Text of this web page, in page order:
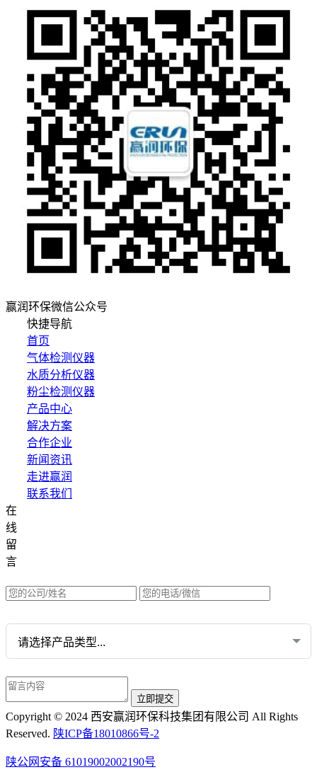
赢润环保微信公众号
快捷导航
首页
气体检测仪器
水质分析仪器
粉尘检测仪器
产品中心
解决方案
合作企业
新闻资讯
走进赢润
联系我们
在
线
留
言
Copyright © 2024 西安赢润环保科技集团有限公司 All Rights
Reserved. 陕ICP备18010866号-2
陕公网安备 61019002002190号